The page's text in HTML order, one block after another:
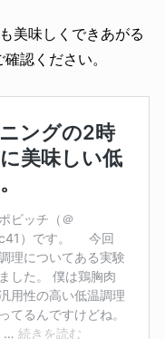
美味しくできあがる
認ください。